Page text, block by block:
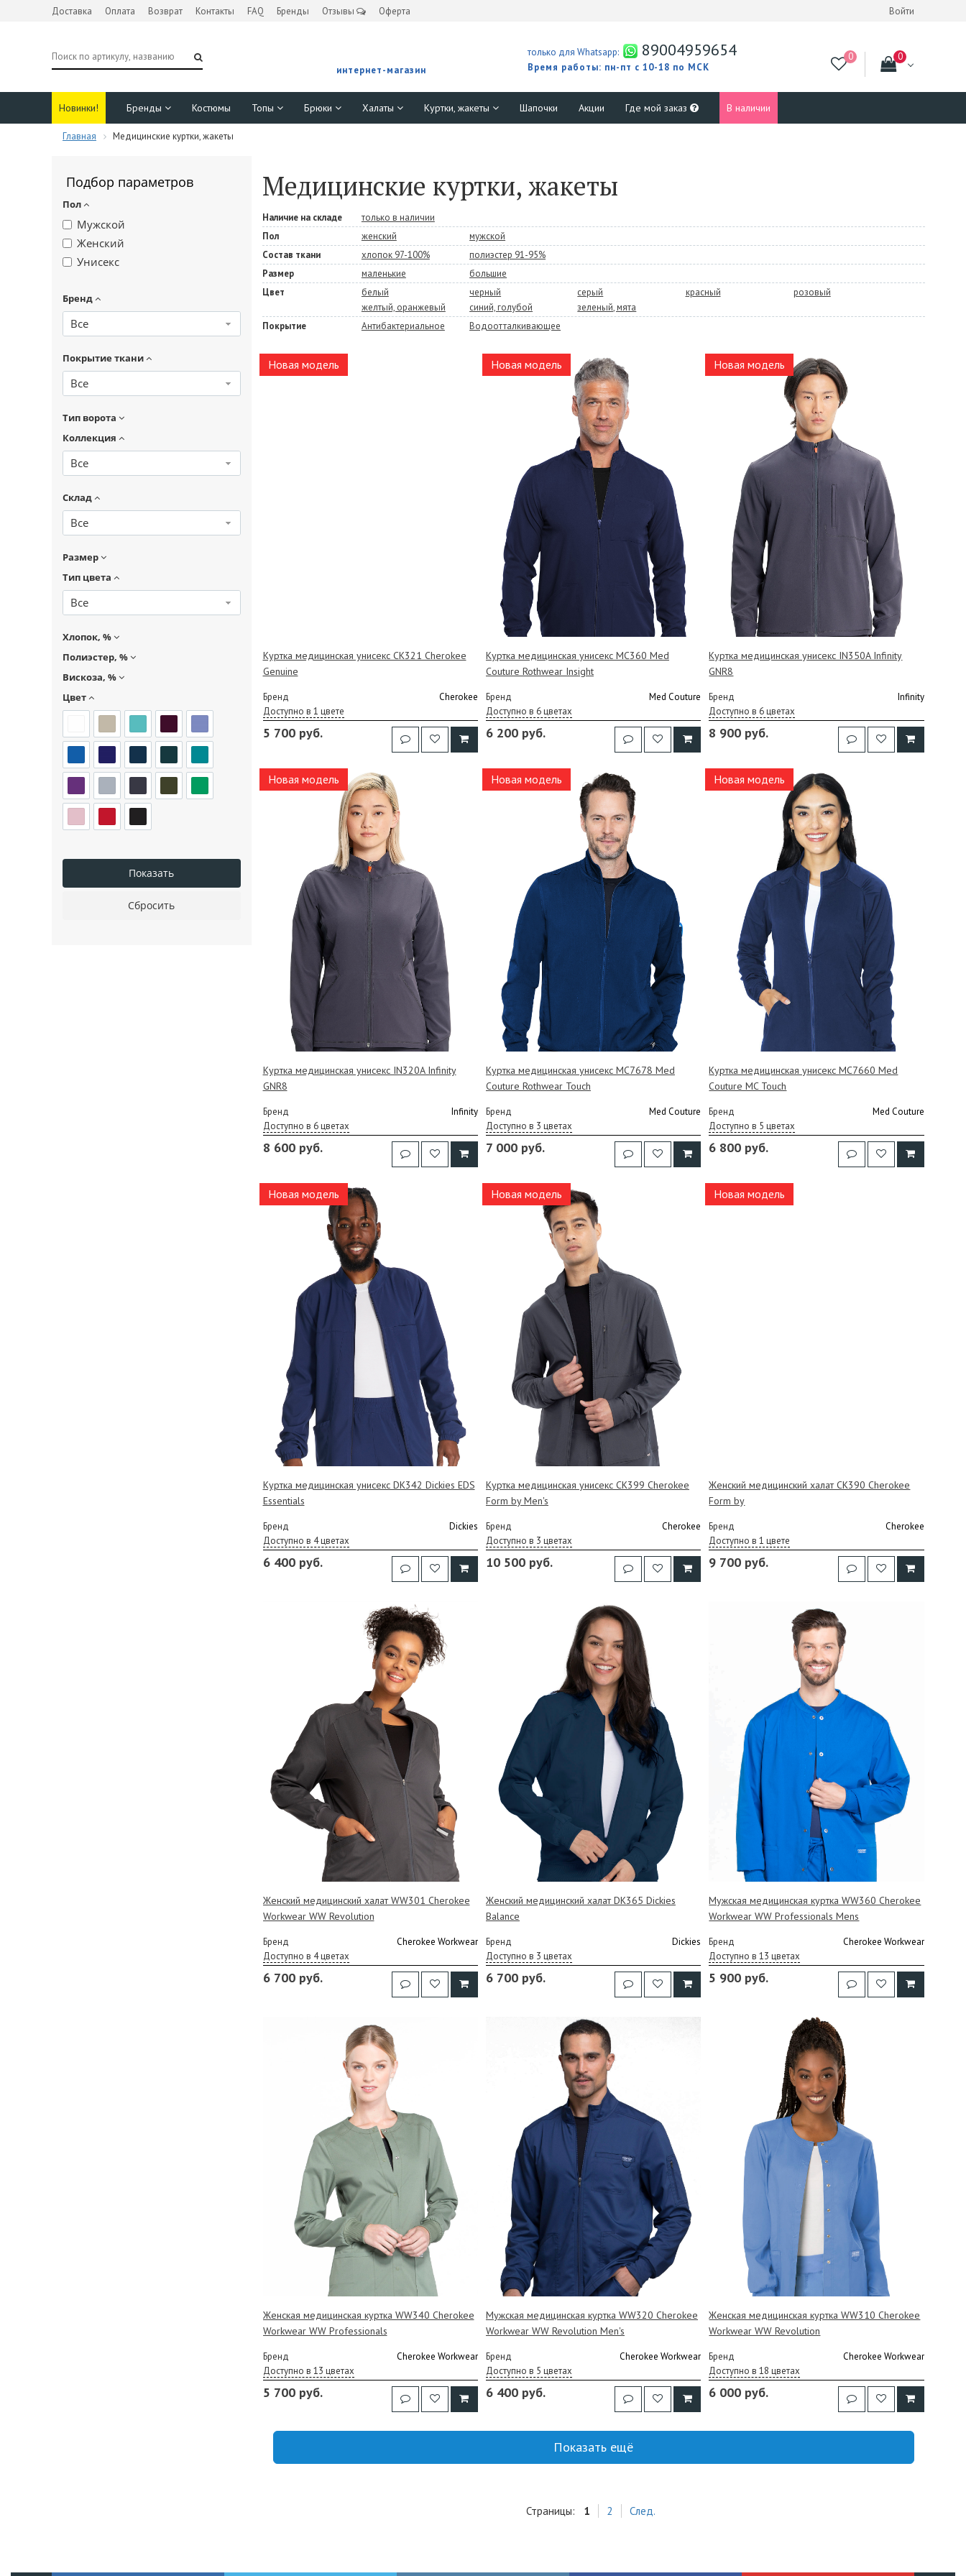
Доставка Оплата Возврат Контакты FAQ Бренды Отзывы Оферта Войти
интернет-магазин
только для Whatsapp: 89004959654
Время работы: пн-пт с 10-18 по МСК
Новинки! Бренды Костюмы Топы Брюки Халаты Куртки, жакеты Шапочки Акции Где мой заказ В наличии
Главная Медицинские куртки, жакеты
Подбор параметров
Пол
Мужской
Женский
Унисекс
Бренд
Все
Покрытие ткани
Все
Тип ворота
Коллекция
Все
Склад
Все
Размер
Тип цвета
Все
Хлопок, %
Полиэстер, %
Вискоза, %
Цвет
Медицинские куртки, жакеты
Наличие на складе
только в наличии
Пол
женский
мужской
Состав ткани
хлопок 97-100%
полиэстер 91-95%
Размер
маленькие
большие
Цвет
белый черный серый красный
розовый
желтый, оранжевый
синий, голубой
зеленый, мята
Покрытие
Антибактериальное Водоотталкивающее
Новая модель
Куртка медицинская унисекс CK321 Cherokee
Genuine
Бренд
Cherokee
Доступно в 1 цвете
5 700 руб.
Новая модель
Куртка медицинская унисекс MC360 Med
Couture Rothwear Insight
Бренд
Med Couture
Доступно в 6 цветах
6 200 руб.
Новая модель
Куртка медицинская унисекс IN350A Infinity
GNR8
Бренд
Infinity
Доступно в 6 цветах
8 900 руб.
Новая модель
Куртка медицинская унисекс IN320A Infinity
GNR8
Бренд
Infinity
Доступно в 6 цветах
8 600 руб.
Новая модель
Куртка медицинская унисекс MC7678 Med
Couture Rothwear Touch
Бренд
Med Couture
Доступно в 3 цветах
7 000 руб.
Новая модель
Куртка медицинская унисекс MC7660 Med
Couture MC Touch
Бренд
Med Couture
Доступно в 5 цветах
6 800 руб.
Новая модель
Куртка медицинская унисекс DK342 Dickies EDS
Essentials
Бренд
Dickies
Доступно в 4 цветах
6 400 руб.
Новая модель
Куртка медицинская унисекс CK399 Cherokee
Form by Men's
Бренд
Cherokee
Доступно в 3 цветах
10 500 руб.
Новая модель
Женский медицинский халат CK390 Cherokee
Form by
Бренд
Cherokee
Доступно в 1 цвете
9 700 руб.
Женский медицинский халат WW301 Cherokee
Workwear WW Revolution
Бренд
Cherokee Workwear
Доступно в 4 цветах
6 700 руб.
Женский медицинский халат DK365 Dickies
Balance
Бренд
Dickies
Доступно в 3 цветах
6 700 руб.
Мужская медицинская куртка WW360 Cherokee
Workwear WW Professionals Mens
Бренд
Cherokee Workwear
Доступно в 13 цветах
5 900 руб.
Женская медицинская куртка WW340 Cherokee
Workwear WW Professionals
Бренд
Cherokee Workwear
Доступно в 13 цветах
5 700 руб.
Мужская медицинская куртка WW320 Cherokee
Workwear WW Revolution Men's
Бренд
Cherokee Workwear
Доступно в 5 цветах
6 400 руб.
Женская медицинская куртка WW310 Cherokee
Workwear WW Revolution
Бренд
Cherokee Workwear
Доступно в 18 цветах
6 000 руб.
Показать ещё
Страницы: 1 2 След.